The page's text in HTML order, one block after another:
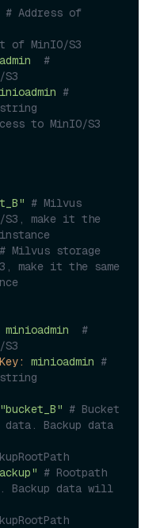
# Address of
of MinIO/S3
#
#
to MinIO/S3
# Milvus
S3, make it the
# Milvus storage
make it the same
minioadmin
#
minioadmin #
"bucket_B" # Bucket
data. Backup data
# Rootpath
Backup data will